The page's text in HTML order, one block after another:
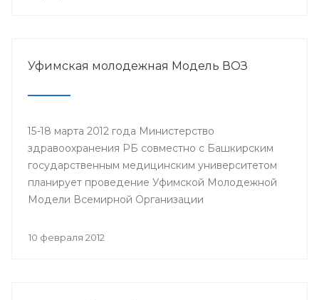
Башкортостан, Республиканская организация
Башкортостана профсоюза работников
здравоохранения Российской Федерации,
университет.
Уфимская молодежная Модель ВОЗ
15-18 марта 2012 года Министерство
здравоохранения РБ совместно с Башкирским
государственным медицинским университетом
планирует проведение Уфимской Молодежной
Модели Всемирной Организации
10 февраля 2012